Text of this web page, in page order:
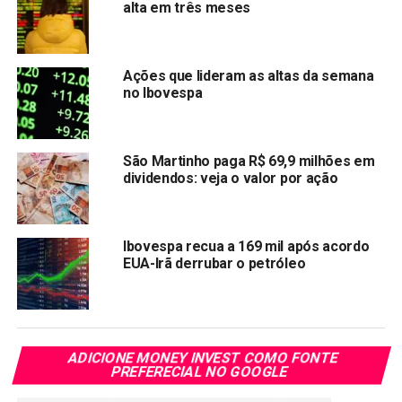
Em relação à rentabilidade acumulada, o destaque de
dezembro foi para o título Tesouro Prefixado com Juros
Semestrais 2031, com vencimento em 1° de janeiro de
2031, que registrou variação de 4,74%.
bilhões no fim de dezembro, um aumento de 3,4% em
relação ao mês anterior de R$ 76,60 bilhões, e aumento de
26,3% sobre dezembro de 2020 (R$ 62,70 bilhões).
Os títulos remunerados por índices de preços respondem
pelo maior volume no estoque, alcançando 55,2%. Na
sequência, aparecem os títulos indexados à taxa Selic,
com participação de 26,4%, e, por fim, os títulos
Em relação à composição do estoque por prazo, o balanço
alta em três meses
Ações que lideram as altas da semana
no Ibovespa
São Martinho paga R$ 69,9 milhões em
dividendos: veja o valor por ação
Ibovespa recua a 169 mil após acordo
EUA-Irã derrubar o petróleo
ADICIONE MONEY INVEST COMO FONTE
PREFERECIAL NO GOOGLE